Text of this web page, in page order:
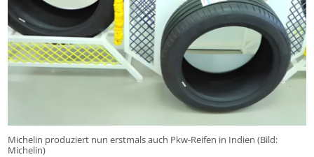
Michelin produziert nun erstmals auch Pkw-Reifen in Indien (Bild:
Michelin)